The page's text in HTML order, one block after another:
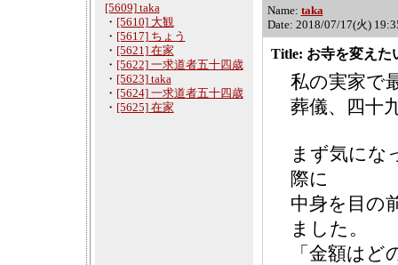
[5609] taka
・ [5610] 大観
・ [5617] ちょう
・ [5621] 在家
・ [5622] 一求道者五十四歳
・ [5623] taka
・ [5624] 一求道者五十四歳
・ [5625] 在家
Name: taka
Date: 2018/07/17(火)
Title: お寺を変えた
私の実家で
葬儀、四十
まず気にな
際に
中身を目の
ました。
「金額は